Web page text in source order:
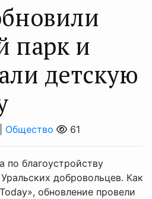
парк и
детскую
Общество 61
по благоустройству
добровольцев. Как
обновление провели